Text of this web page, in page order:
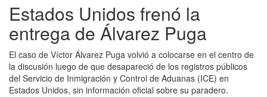
Estados Unidos frenó la
entrega de Álvarez Puga
El caso de Víctor Álvarez Puga volvió a colocarse en el centro de
la discusión luego de que desapareció de los registros públicos
del Servicio de Inmigración y Control de Aduanas (ICE) en
Estados Unidos, sin información oficial sobre su paradero.